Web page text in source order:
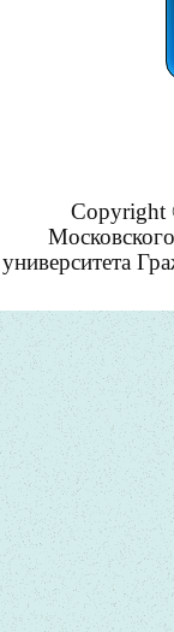
Copyright
университета